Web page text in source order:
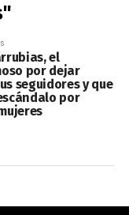
el
por dejar
seguidores y que
por